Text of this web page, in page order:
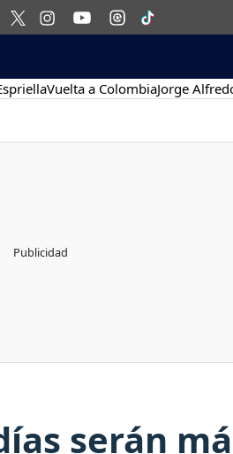
Vuelta a ColombiaJorge
serán